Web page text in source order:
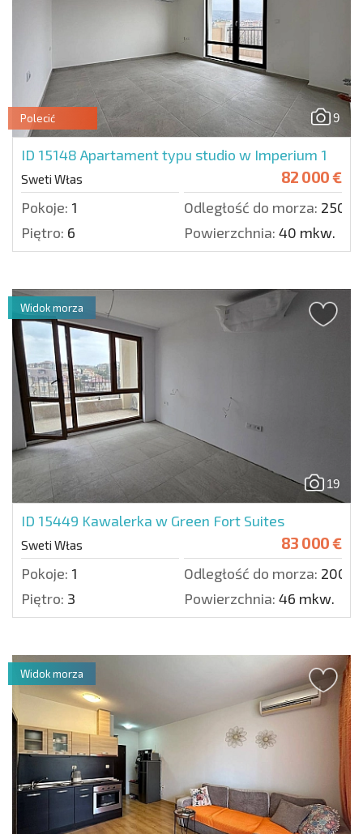
9
Polecić
ID 15148 Apartament typu studio w Imperium 1
Sweti Włas 82 000 €
Pokoje: 1 Odległość do morza: 250
Piętro: 6 Powierzchnia: 40 mkw.
19
ID 15449 Kawalerka w Green Fort Suites
Sweti Włas 83 000 €
Pokoje: 1 Odległość do morza: 200
Piętro: 3 Powierzchnia: 46 mkw.
Widok morza
Widok morza